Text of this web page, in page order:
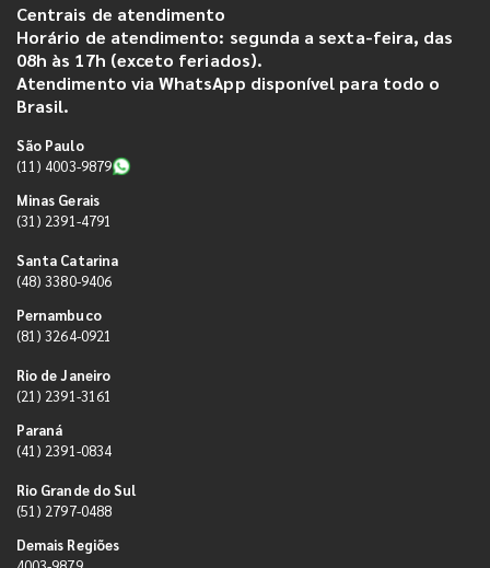
Centrais de atendimento
Horário de atendimento: segunda a sexta-feira, das
08h às 17h (exceto feriados).
Atendimento via WhatsApp disponível para todo o
Brasil.
São Paulo
(11) 4003-9879
Minas Gerais
(31) 2391-4791
Santa Catarina
(48) 3380-9406
Pernambuco
(81) 3264-0921
Rio de Janeiro
(21) 2391-3161
Paraná
(41) 2391-0834
Rio Grande do Sul
(51) 2797-0488
Demais Regiões